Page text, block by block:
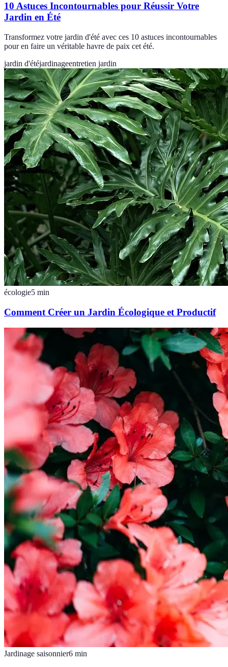
10 Astuces Incontournables pour Réussir Votre
Jardin en Été
Transformez votre jardin d'été avec ces 10 astuces incontournables
pour en faire un véritable havre de paix cet été.
jardin d'étéjardinageentretien jardin
écologie5 min
Comment Créer un Jardin Écologique et Productif
Jardinage saisonnier6 min